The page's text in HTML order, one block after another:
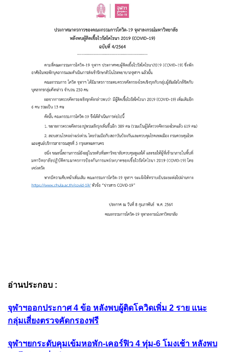
อ่านประกอบ :
จุฬาฯออกประกาศ 4 ข้อ หลังพบผู้ติดโควิดเพิ่ม 2 ราย แนะ
กลุ่มเสี่ยงตรวจคัดกรองฟรี
จุฬาฯยกระดับคุมเข้มหอพัก-เคอร์ฟิว 4 ทุ่ม-6 โมงเช้า หลังพบ